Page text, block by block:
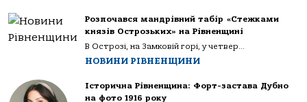
Розпочався мандрівний табір «Стежками
князів Острозьких» на Рівненщині
В Острозі, на Замковій горі, у четвер...
НОВИНИ РІВНЕНЩИНИ
Історична Рівненщина: Форт-застава Дубно
на фото 1916 року